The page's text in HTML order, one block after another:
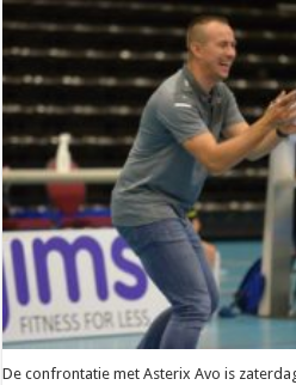
–
Stijn
Morand
(VDK
Gent):
“Sterke
bank
bewijst
haar
De confrontatie met Asterix Avo is